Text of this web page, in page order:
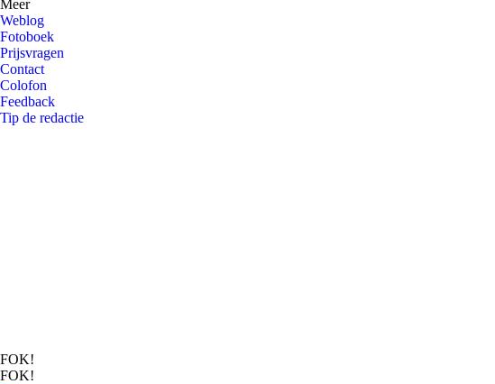
Meer
Weblog
Fotoboek
Prijsvragen
Contact
Colofon
Feedback
Tip de redactie
FOK!
FOK!